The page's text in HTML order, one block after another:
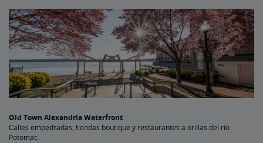
Old Town Alexandria Waterfront
Calles empedradas, tiendas boutique y restaurantes a orillas del río
Potomac.